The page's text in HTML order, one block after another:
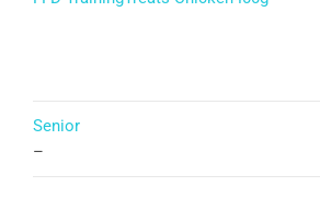
Senior
–